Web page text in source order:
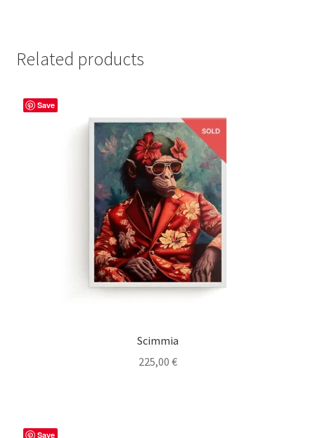
Related products
Save
Scimmia
225,00 €
Save